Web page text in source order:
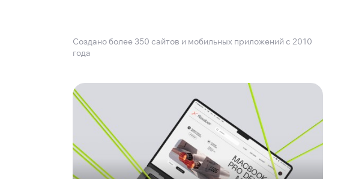
Создано более 350 сайтов и мобильных приложений с 2010
года